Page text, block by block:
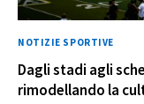
NOTIZIE SPORTIVE
Dagli stadi agli
rimodellando la